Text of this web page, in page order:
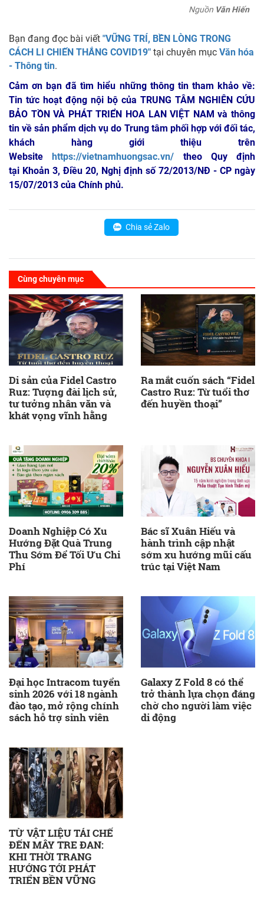
Nguồn Văn Hiến
Bạn đang đọc bài viết "VỮNG TRÍ, BỀN LÒNG TRONG
CÁCH LI CHIẾN THẮNG COVID19" tại chuyên mục Văn hóa
- Thông tin.
Cảm ơn bạn đã tìm hiểu những thông tin tham khảo về:
Tin tức hoạt động nội bộ của TRUNG TÂM NGHIÊN CỨU
BẢO TỒN VÀ PHÁT TRIỂN HOA LAN VIỆT NAM và thông
tin về sản phẩm dịch vụ do Trung tâm phối hợp với đối tác,
khách hàng giới thiệu trên
Websitehttps://vietnamhuongsac.vn/ theo Quy định
tại Khoản 3, Điều 20, Nghị định số 72/2013/NĐ - CP ngày
15/07/2013 của Chính phủ.
Chia sẻ Zalo
Cùng chuyên mục
Di sản của Fidel Castro
Ruz: Tượng đài lịch sử,
tư tưởng nhân văn và
khát vọng vĩnh hằng
Ra mắt cuốn sách “Fidel
Castro Ruz: Từ tuổi thơ
đến huyền thoại”
Doanh Nghiệp Có Xu
Hướng Đặt Quà Trung
Thu Sớm Để Tối Ưu Chi
Phí
Bác sĩ Xuân Hiếu và
hành trình cập nhật
sớm xu hướng mũi cấu
trúc tại Việt Nam
Đại học Intracom tuyển
sinh 2026 với 18 ngành
đào tạo, mở rộng chính
sách hỗ trợ sinh viên
Galaxy Z Fold 8 có thể
trở thành lựa chọn đáng
chờ cho người làm việc
di động
TỪ VẬT LIỆU TÁI CHẾ
ĐẾN MÂY TRE ĐAN:
KHI THỜI TRANG
HƯỚNG TỚI PHÁT
TRIỂN BỀN VỮNG